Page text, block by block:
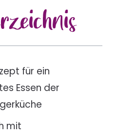
für ein
Essen der
mit